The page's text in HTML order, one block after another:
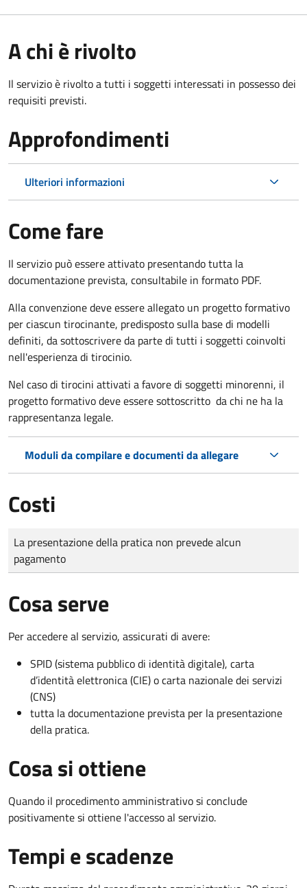
A chi è rivolto
Il servizio è rivolto a tutti i soggetti interessati in possesso dei
requisiti previsti.
Approfondimenti
Ulteriori informazioni
Come fare
Il servizio può essere attivato presentando tutta la
documentazione prevista, consultabile in formato PDF.
Alla convenzione deve essere allegato un progetto formativo
per ciascun tirocinante, predisposto sulla base di modelli
definiti, da sottoscrivere da parte di tutti i soggetti coinvolti
nell'esperienza di tirocinio.
Nel caso di tirocini attivati a favore di soggetti minorenni, il
progetto formativo deve essere sottoscritto da chi ne ha la
rappresentanza legale.
Moduli da compilare e documenti da allegare
Costi
Tipo di pagamento
Importo
La presentazione della pratica non prevede alcun
pagamento
Cosa serve
Per accedere al servizio, assicurati di avere:
SPID (sistema pubblico di identità digitale), carta
d’identità elettronica (CIE) o carta nazionale dei servizi
(CNS)
tutta la documentazione prevista per la presentazione
della pratica.
Cosa si ottiene
Quando il procedimento amministrativo si conclude
positivamente si ottiene l'accesso al servizio.
Tempi e scadenze